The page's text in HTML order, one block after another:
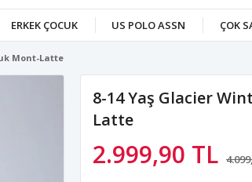
ERKEK ÇOCUK US POLO ASSN ÇOK
Mont-Latte
8-14 Yaş Glacier
Latte
2.999,90 TL